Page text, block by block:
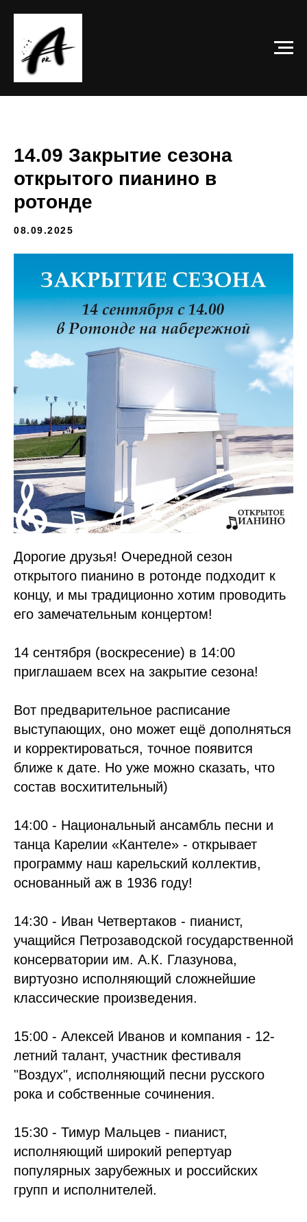
14.09 Закрытие сезона
открытого пианино в
ротонде
08.09.2025
Дорогие друзья! Очередной сезон
открытого пианино в ротонде подходит к
концу, и мы традиционно хотим проводить
его замечательным концертом!
14 сентября (воскресение) в 14:00
приглашаем всех на закрытие сезона!
Вот предварительное расписание
выступающих, оно может ещё дополняться
и корректироваться, точное появится
ближе к дате. Но уже можно сказать, что
состав восхитительный)
14:00 - Национальный ансамбль песни и
танца Карелии «Кантеле» - открывает
программу наш карельский коллектив,
основанный аж в 1936 году!
14:30 - Иван Четвертаков - пианист,
учащийся Петрозаводской государственной
консерватории им. А.К. Глазунова,
виртуозно исполняющий сложнейшие
классические произведения.
15:00 - Алексей Иванов и компания - 12-
летний талант, участник фестиваля
"Воздух", исполняющий песни русского
рока и собственные сочинения.
15:30 - Тимур Мальцев - пианист,
исполняющий широкий репертуар
популярных зарубежных и российских
групп и исполнителей.